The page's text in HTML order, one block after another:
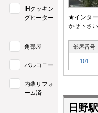
★インター
かせ下さ
部屋番号
101
日野
IHクッキン
グヒーター
角部屋
バルコニー
内装リフォ
ーム済